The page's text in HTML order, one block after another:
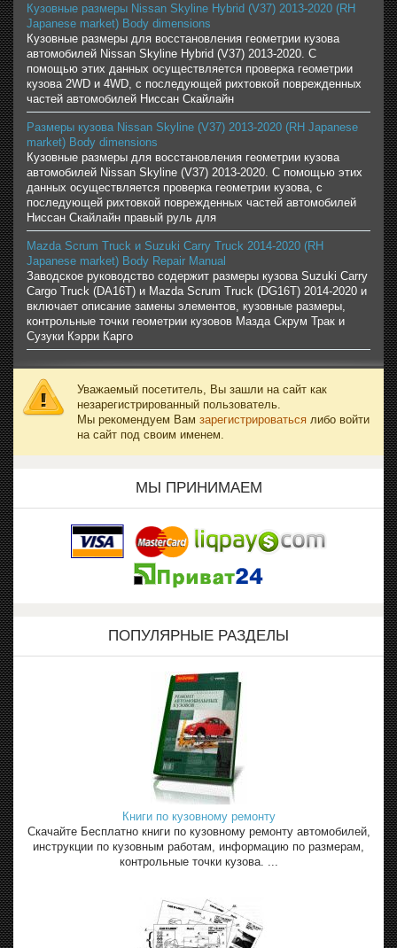
Кузовные размеры Nissan Skyline Hybrid (V37) 2013-2020 (RH
Japanese market) Body dimensions
Кузовные размеры для восстановления геометрии кузова
автомобилей Nissan Skyline Hybrid (V37) 2013-2020. С
помощью этих данных осуществляется проверка геометрии
кузова 2WD и 4WD, с последующей рихтовкой поврежденных
частей автомобилей Ниссан Скайлайн
Размеры кузова Nissan Skyline (V37) 2013-2020 (RH Japanese
market) Body dimensions
Кузовные размеры для восстановления геометрии кузова
автомобилей Nissan Skyline (V37) 2013-2020. С помощью этих
данных осуществляется проверка геометрии кузова, с
последующей рихтовкой поврежденных частей автомобилей
Ниссан Скайлайн правый руль для
Mazda Scrum Truck и Suzuki Carry Truck 2014-2020 (RH
Japanese market) Body Repair Manual
Заводское руководство содержит размеры кузова Suzuki Carry
Cargo Truck (DA16T) и Mazda Scrum Truck (DG16T) 2014-2020 и
включает описание замены элементов, кузовные размеры,
контрольные точки геометрии кузовов Мазда Скрум Трак и
Сузуки Кэрри Карго
Уважаемый посетитель, Вы зашли на сайт как
незарегистрированный пользователь.
Мы рекомендуем Вам зарегистрироваться либо войти
на сайт под своим именем.
МЫ ПРИНИМАЕМ
ПОПУЛЯРНЫЕ РАЗДЕЛЫ
Книги по кузовному ремонту
Скачайте Бесплатно книги по кузовному ремонту автомобилей,
инструкции по кузовным работам, информацию по размерам,
контрольные точки кузова. ...